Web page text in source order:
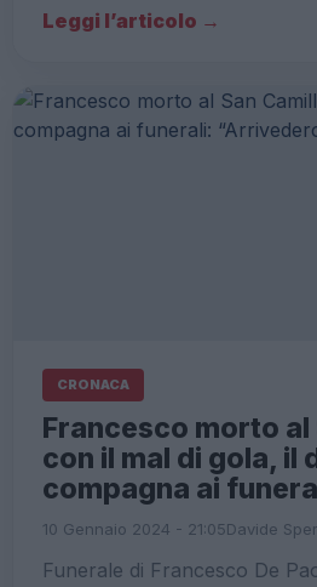
Leggi l’articolo →
CRONACA
Francesco morto al
con il mal di gola, il
compagna ai
10 Gennaio 2024 - 21:05Davide
Funerale di Francesco De